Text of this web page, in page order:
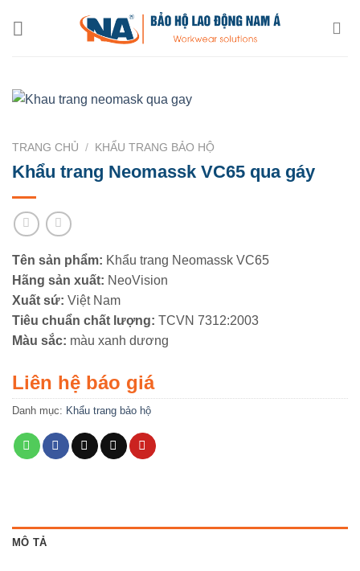
TRANG CHỦ / KHẨU TRANG BẢO HỘ
Khẩu trang Neomassk VC65 qua gáy
Tên sản phẩm: Khẩu trang Neomassk VC65
Hãng sản xuất: NeoVision
Xuất sứ: Việt Nam
Tiêu chuẩn chất lượng: TCVN 7312:2003
Màu sắc: màu xanh dương
Liên hệ báo giá
Danh mục: Khẩu trang bảo hộ
MÔ TẢ